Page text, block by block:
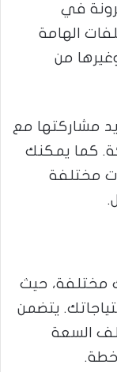
في
الهامة
من
مشاركتها مع
كما يمكنك
مختلفة
مختلفة، حيث
يتضمن
السعة
خطة.